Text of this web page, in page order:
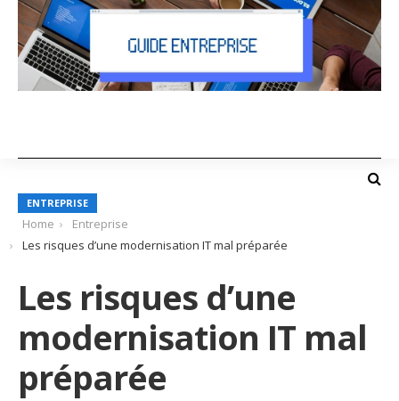
ENTREPRISE
Home
Entreprise
Les risques d’une modernisation IT mal préparée
Les risques d’une
modernisation IT mal
préparée